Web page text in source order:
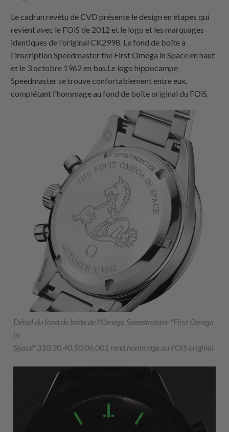
Le cadran revêtu de CVD présente le design en étapes qui
revient avec le FOiS de 2012 et le logo et les marquages
identiques de l'original CK2998. Le fond de boîte a
l'inscription Speedmaster the First Omega in Space en haut
et le 3 octobre 1962 en bas.Le logo hippocampe
Speedmaster se trouve confortablement entre eux,
complétant l'hommage au fond de boîte original du FOiS.
Détail du fond de boîte de l'Omega Speedmaster "First Omega
in
Space" 310.30.40.50.06.001 rend hommage au FOiS original